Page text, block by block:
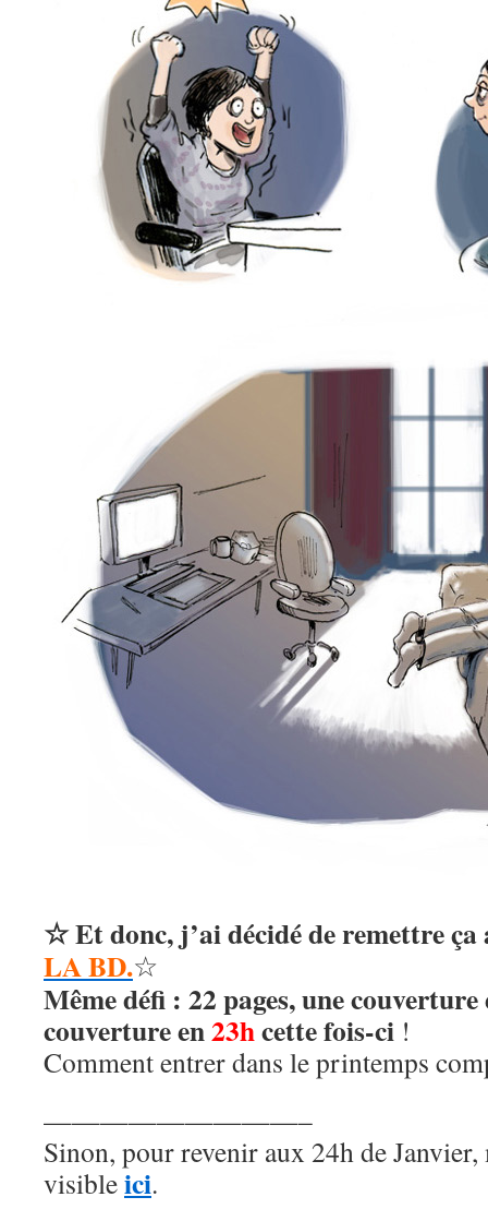
☆ Et donc, j’ai décidé de remettre ça
LA BD.☆
Même défi : 22 pages, une couverture
couverture en23hcette fois-ci !
Comment entrer dans le printemps
—————————–
Sinon, pour revenir aux 24h de
visibleici.